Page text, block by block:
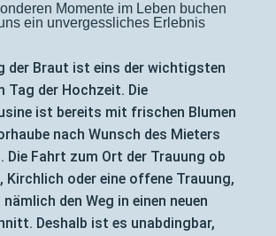
Momente im Leben buchen
ein unvergessliches Erlebnis
der Braut ist eins der wichtigsten
Tag der Hochzeit. Die
ist bereits mit frischen Blumen
nach Wunsch des Mieters
Die Fahrt zum Ort der Trauung ob
Kirchlich oder eine offene Trauung,
den Weg in einen neuen
Deshalb ist es unabdingbar,